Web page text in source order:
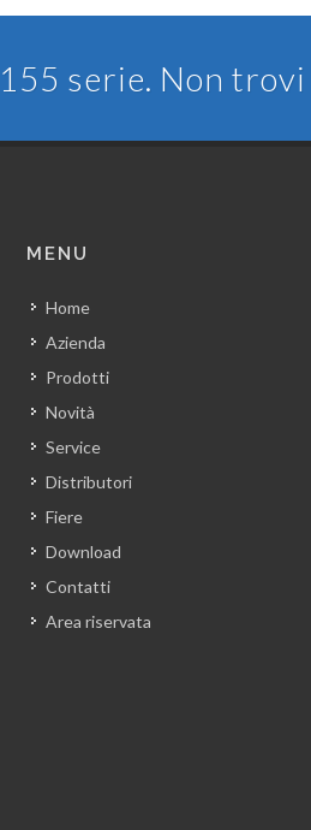
serie. Non trovi
MENU
Home
Azienda
Prodotti
Novità
Service
Distributori
Fiere
Download
Contatti
Area riservata